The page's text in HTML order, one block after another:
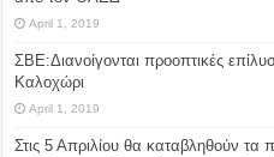
April 1, 2019
ΣΒΕ:Διανοίγονται προοπτικές
Καλοχώρι
April 1, 2019
Στις 5 Απριλίου θα καταβληθούν τα